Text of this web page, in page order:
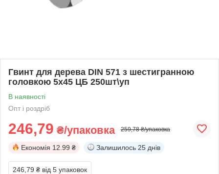
Гвинт для дерева DIN 571 з шестигранною
головкою 5х45 ЦБ 250шт\уп
В наявності
Опт і роздріб
246,79 ₴/упаковка 259,78 ₴/упаковка
Економія 12.99 ₴ Залишилось 25 днів
246,79 ₴ від 5 упаковок